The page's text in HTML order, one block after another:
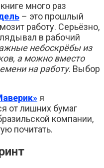
много раз
– это прошлый
работу. Серьёзно,
в рабочий
небоскрёбы из
а можно вместо
на работу. Выбор
я
от лишних бумаг
компании,
почитать.